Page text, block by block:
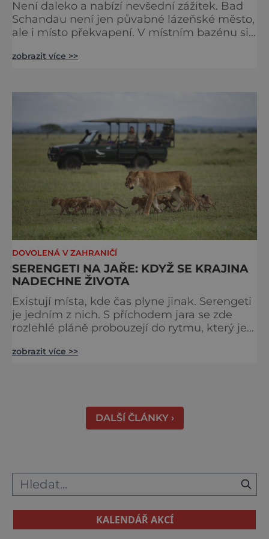
Není daleko a nabízí nevšední zážitek. Bad
Schandau není jen půvabné lázeňské město,
ale i místo překvapení. V místním bazénu si
vodě. Nádherně osvěžující místo leží jen 8
zobrazit více >>
DOVOLENÁ V ZAHRANIČÍ
SERENGETI NA JAŘE: KDYŽ SE KRAJINA
NADECHNE ŽIVOTA
Existují místa, kde čas plyne jinak. Serengeti
je jedním z nich. S příchodem jara se zde
rozlehlé pláně probouzejí do rytmu, který je
tráva svěží a horizont nekonečný. A právě v
shromažďují statisíce zvířat. Více než 1,5
milionu pakoňů, dop
zobrazit více >>
DALŠÍ ČLÁNKY ›
KALENDÁŘ AKCÍ